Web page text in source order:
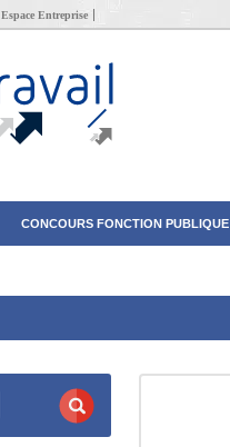
Espace Entreprise
CONCOURS FONCTION PUBLIQUE